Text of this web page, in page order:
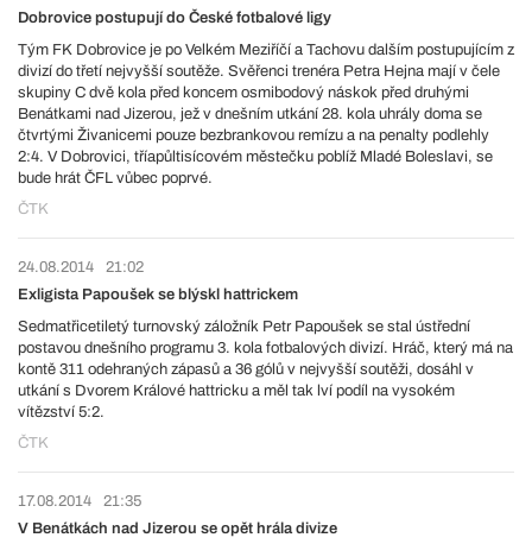
Dobrovice postupují do České fotbalové ligy
Tým FK Dobrovice je po Velkém Meziříčí a Tachovu dalším postupujícím z
divizí do třetí nejvyšší soutěže. Svěřenci trenéra Petra Hejna mají v čele
skupiny C dvě kola před koncem osmibodový náskok před druhými
Benátkami nad Jizerou, jež v dnešním utkání 28. kola uhrály doma se
čtvrtými Živanicemi pouze bezbrankovou remízu a na penalty podlehly
2:4. V Dobrovici, tříapůltisícovém městečku poblíž Mladé Boleslavi, se
bude hrát ČFL vůbec poprvé.
ČTK
24.08.2014
21:02
Exligista Papoušek se blýskl hattrickem
Sedmatřicetiletý turnovský záložník Petr Papoušek se stal ústřední
postavou dnešního programu 3. kola fotbalových divizí. Hráč, který má na
kontě 311 odehraných zápasů a 36 gólů v nejvyšší soutěži, dosáhl v
utkání s Dvorem Králové hattricku a měl tak lví podíl na vysokém
vítězství 5:2.
ČTK
17.08.2014
21:35
V Benátkách nad Jizerou se opět hrála divize